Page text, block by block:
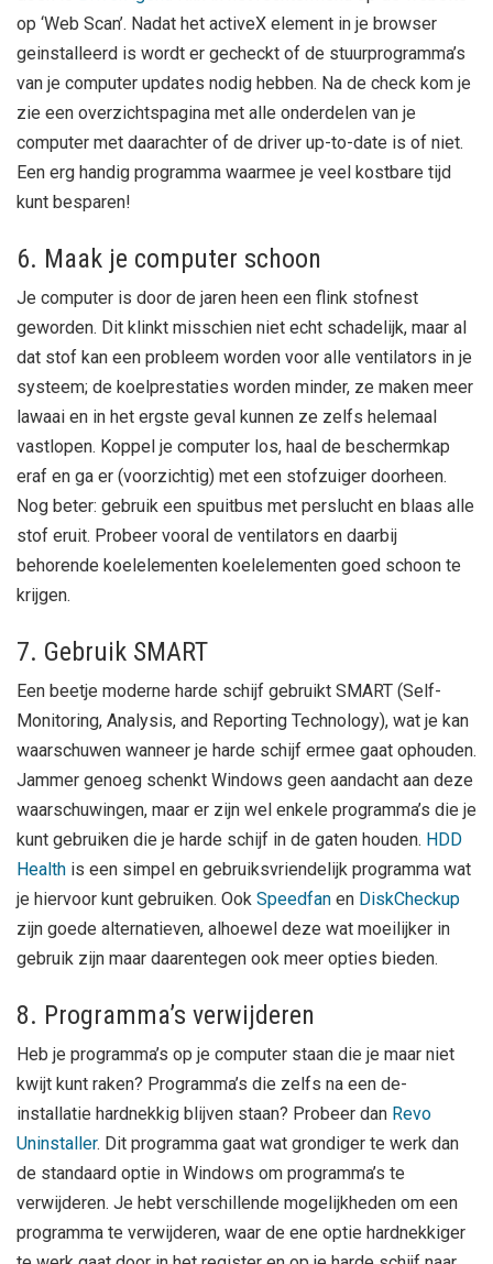
op ‘Web Scan’. Nadat het activeX element in je browser
geinstalleerd is wordt er gecheckt of de stuurprogramma’s
van je computer updates nodig hebben. Na de check kom je
zie een overzichtspagina met alle onderdelen van je
computer met daarachter of de driver up-to-date is of niet.
Een erg handig programma waarmee je veel kostbare tijd
kunt besparen!
6. Maak je computer schoon
Je computer is door de jaren heen een flink stofnest
geworden. Dit klinkt misschien niet echt schadelijk, maar al
dat stof kan een probleem worden voor alle ventilators in je
systeem; de koelprestaties worden minder, ze maken meer
lawaai en in het ergste geval kunnen ze zelfs helemaal
vastlopen. Koppel je computer los, haal de beschermkap
eraf en ga er (voorzichtig) met een stofzuiger doorheen.
Nog beter: gebruik een spuitbus met perslucht en blaas alle
stof eruit. Probeer vooral de ventilators en daarbij
behorende koelelementen koelelementen goed schoon te
krijgen.
7. Gebruik SMART
Een beetje moderne harde schijf gebruikt SMART (Self-
Monitoring, Analysis, and Reporting Technology), wat je kan
waarschuwen wanneer je harde schijf ermee gaat ophouden.
Jammer genoeg schenkt Windows geen aandacht aan deze
waarschuwingen, maar er zijn wel enkele programma’s die je
kunt gebruiken die je harde schijf in de gaten houden. HDD
Health is een simpel en gebruiksvriendelijk programma wat
je hiervoor kunt gebruiken. Ook Speedfan en DiskCheckup
zijn goede alternatieven, alhoewel deze wat moeilijker in
gebruik zijn maar daarentegen ook meer opties bieden.
8. Programma’s verwijderen
Heb je programma’s op je computer staan die je maar niet
kwijt kunt raken? Programma’s die zelfs na een de-
installatie hardnekkig blijven staan? Probeer dan Revo
Uninstaller. Dit programma gaat wat grondiger te werk dan
de standaard optie in Windows om programma’s te
verwijderen. Je hebt verschillende mogelijkheden om een
programma te verwijderen, waar de ene optie hardnekkiger